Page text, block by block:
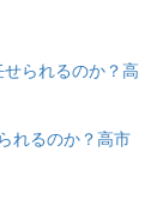
れるのか？高市